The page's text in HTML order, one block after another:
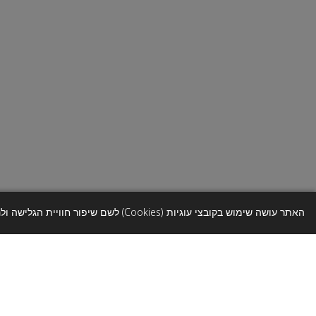
כאשר אתה עושה
אחר בו אתה
מידע אישי : כולל שם
ההרשמה לשירותים.
האתר עושה שימוש בקובצי עוגיות (Cookies) לשם שיפור חוויית הגלישה ולניתוח שימוש באתר. המשך שימוש באתר מהווה הסכמה בהתאם למדיניות הפרטיות ותנאי השימוש.